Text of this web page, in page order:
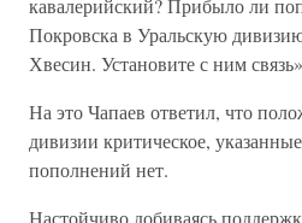
кавалерийский? Прибыло ли
Покровска в Уральскую
Хвесин. Установите с ним
На это Чапаев ответил, что
дивизии критическое,
пополнений нет.
Настойчиво добиваясь